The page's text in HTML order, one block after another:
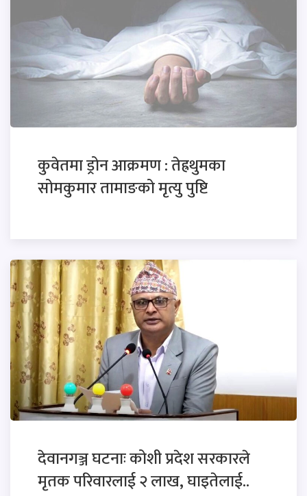
कुवेतमा ड्रोन आक्रमण : तेह्रथुमका
सोमकुमार तामाङको मृत्यु पुष्टि
देवानगञ्ज घटनाः कोशी प्रदेश सरकारले
मृतक परिवारलाई २ लाख, घाइतेलाई..